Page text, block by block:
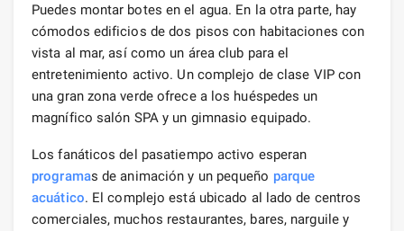
Puedes montar botes en el agua. En la otra parte, hay
cómodos edificios de dos pisos con habitaciones con
vista al mar, así como un área club para el
entretenimiento activo. Un complejo de clase VIP con
una gran zona verde ofrece a los huéspedes un
magnífico salón SPA y un gimnasio equipado.
Los fanáticos del pasatiempo activo esperan
programas de animación y un pequeño parque
acuático. El complejo está ubicado al lado de centros
comerciales, muchos restaurantes, bares, narguile y